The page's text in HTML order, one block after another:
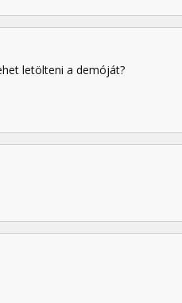
letölteni a demóját?